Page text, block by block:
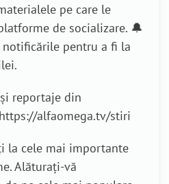
pe care le
de socializare. 🔔
pentru a fi la
reportaje din
alfaomega.tv/stiri
la cele mai importante
Alăturați-vă